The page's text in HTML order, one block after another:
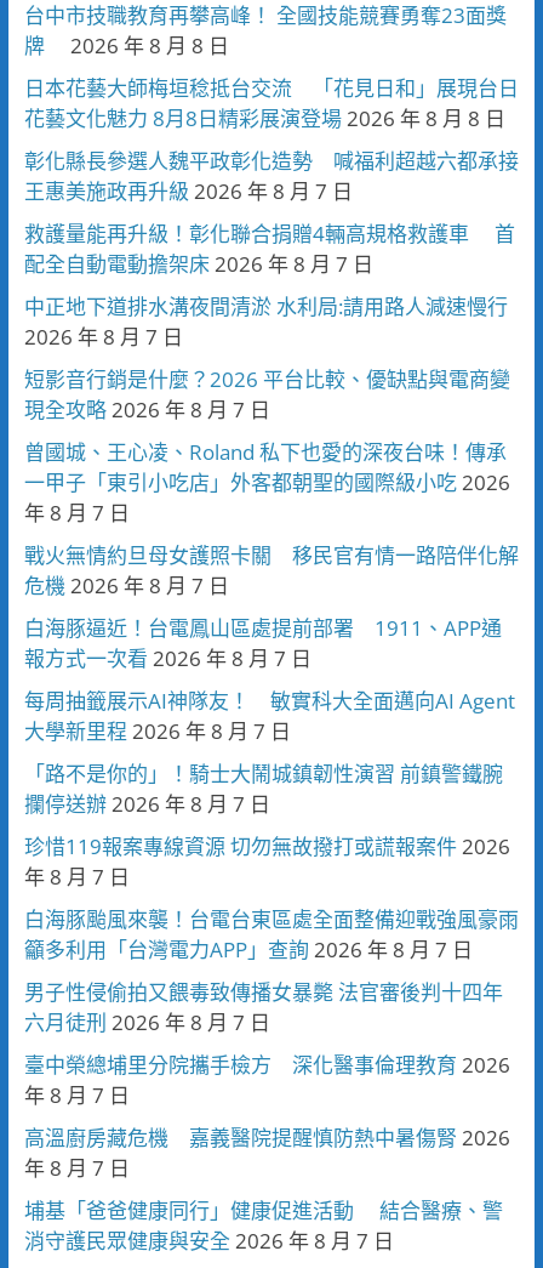
台中市技職教育再攀高峰！ 全國技能競賽勇奪23面獎
牌
2026 年 8 月 8 日
日本花藝大師梅垣稔抵台交流 「花見日和」展現台日
花藝文化魅力 8月8日精彩展演登場2026 年 8 月 8 日
彰化縣長參選人魏平政彰化造勢 喊福利超越六都承接
王惠美施政再升級 2026 年 8 月 7 日
救護量能再升級！彰化聯合捐贈4輛高規格救護車 首
配全自動電動擔架床2026 年 8 月 7 日
中正地下道排水溝夜間清淤 水利局:請用路人減速慢行
2026 年 8 月 7 日
短影音行銷是什麼？2026 平台比較、優缺點與電商變
現全攻略2026 年 8 月 7 日
曾國城、王心凌、Roland 私下也愛的深夜台味！傳承
一甲子「東引小吃店」外客都朝聖的國際級小吃2026
年 8 月 7 日
戰火無情約旦母女護照卡關 移民官有情一路陪伴化解
危機2026 年 8 月 7 日
白海豚逼近！台電鳳山區處提前部署 1911、APP通
報方式一次看 2026 年 8 月 7 日
每周抽籤展示AI神隊友！ 敏實科大全面邁向AI Agent
大學新里程 2026 年 8 月 7 日
「路不是你的」！騎士大鬧城鎮韌性演習 前鎮警鐵腕
攔停送辦2026 年 8 月 7 日
珍惜119報案專線資源 切勿無故撥打或謊報案件2026
年 8 月 7 日
白海豚颱風來襲！台電台東區處全面整備迎戰強風豪雨
籲多利用「台灣電力APP」查詢 2026 年 8 月 7 日
男子性侵偷拍又餵毒致傳播女暴斃 法官審後判十四年
六月徒刑 2026 年 8 月 7 日
臺中榮總埔里分院攜手檢方 深化醫事倫理教育 2026
年 8 月 7 日
高溫廚房藏危機 嘉義醫院提醒慎防熱中暑傷腎 2026
年 8 月 7 日
埔基「爸爸健康同行」健康促進活動 結合醫療、警
消守護民眾健康與安全 2026 年 8 月 7 日